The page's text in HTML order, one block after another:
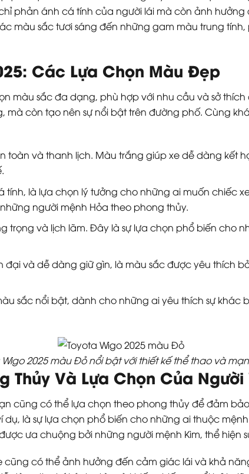
phản ánh cá tính của người lái mà còn ảnh
màu sắc tươi sáng đến những gam màu trung
Các Lựa Chọn Màu Đẹp
màu sắc đa dạng, phù hợp với nhu cầu và sở
mà còn tạo nên sự nổi bật trên đường phố. Cùng
toàn và thanh lịch. Màu trắng giúp xe dễ dàng kết
tính, là lựa chọn lý tưởng cho những ai muốn chiếc
người mệnh Hỏa theo phong thủy.
trọng và lịch lãm. Đây là sự lựa chọn phổ biến cho
đại và dễ dàng giữ gìn, là màu sắc được yêu thích
sắc nổi bật, dành cho những ai yêu thích sự khác
Wigo 2025 màu Đỏ nổi bật với thiết kế thể thao và
Thủy Và Lựa Chọn Của Người
cũng có thể lựa chọn theo phong thủy để đảm
dụ, là sự lựa chọn phổ biến cho những ai thuộc
ưa chuộng bởi những người mệnh Kim, thể hiện
cũng có thể ảnh hưởng đến cảm giác lái và khả